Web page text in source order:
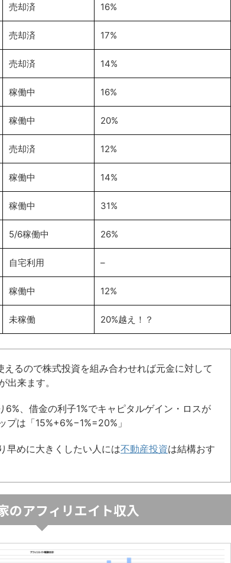
売却済 16%
売却済 17%
売却済 14%
稼働中 16%
稼働中 20%
売却済 12%
稼働中 14%
稼働中 31%
5/6稼働中 26%
自宅利用 –
稼働中 12%
未稼働 20%越え！？
るので株式投資を組み合わせれば元金に対して
出来ます。
6%、借金の利子1%でキャピタルゲイン・ロスが
は「15%+6%−1%=20%」
早めに大きくしたい人には不動産投資は結構おす
のアフィリエイト収入